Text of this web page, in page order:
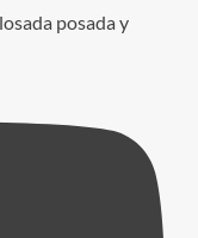
posada y